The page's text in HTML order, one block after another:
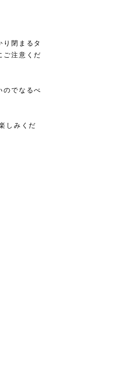
閉まるタ
ご注意くだ
のでなるべ
しみくだ